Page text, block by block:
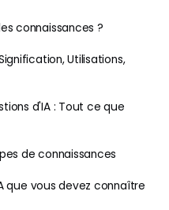
connaissances ?
Utilisations,
d'IA : Tout ce que
de connaissances
que vous devez connaître